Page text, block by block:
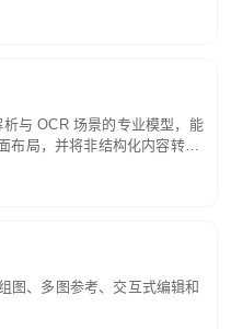
贯穿规划、执行与验证全流
析。长程任务中自主规划与
与 OCR 场景的专业模型，能
布局，并将非结构化内容转换
结果。
图、多图参考、交互式编辑和